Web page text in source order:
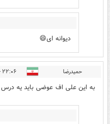
دیوانه ای😄
حمیدرضا ۲۲:۰۶ - ۱۴۰۲/۱۲/۰۴
به این علی اف عوضی باید یه